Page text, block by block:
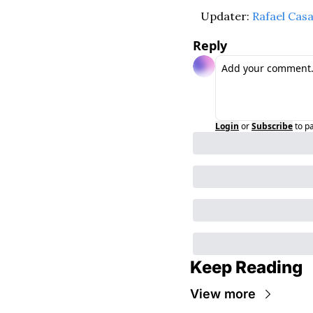
Updater: Rafael
Reply
Login orSubscribeto
Keep Reading
View more